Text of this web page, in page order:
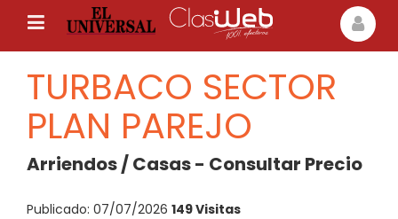
TURBACO SECTOR
PLAN PAREJO
Arriendos / Casas - Consultar Precio
Publicado: 07/07/2026 149 Visitas